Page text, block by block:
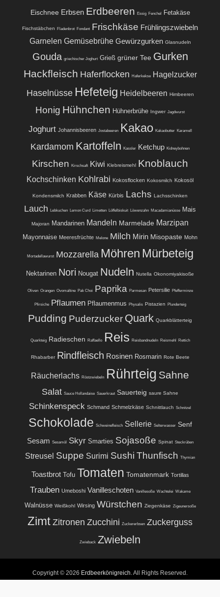
Eischnee Erbsen Erdbeeren Essig Fenchel Fetakäse
Fischstäbchen Fladenbrot Fondant Frischkäse Frühlingszwiebeln
Garnelen Gemüsebrühe Gewürzgurken Glasnudeln
Gouda griechischer Joghurt Grieß grüner Tee Gurken
Hackfleisch Haferflocken Haferkekse Hagelzucker
Haselnüsse Hefeteig Heidelbeeren Himbeeren
Honig Hühnchen Hühnerbrühe Ingwer Jagdwurst
Joghurt Johannisbeeren Jostabeeren Kakao Kakaobutter Karamell
Kardamom Kartoffeln Kassler Ketchup Kidneybohnen
Kirschen Kirschsaft Kiwi Klebreismehl Knoblauch
Kochschinken Kohlrabi Kokosflocken Kokosmilch Kokosöl
Kondensmilch Krabben Käse Kürbis Lachs Lachsschinken
Lauch Lebkuchen Lemon Curd Limetten Löffelbiskuit Löwenzahn Macadamianüsse Mais
Majoran Mandarinen Mandeln Marmelade Marzipan
Mayonnaise Meeresfrüchte Melone Milch Mirin Misopaste Mohn
Mortadellawurst Mozzarella Möhren Mürbeteig
Nektarinen Nori Nougat Nudeln Nutella Okonomiyakisoße
Oliven Orangen Ovomaltine Pak Choi Paprika Parmesan Petersilie Pfefferminze
Pfirsiche Pflaumen Pflaumenmus Physalis Pistazien Plunderteig
Pudding Puderzucker Quark Quarkblätterteig
Quarkteig Radieschen Raffaello Reis Reisbandnudeln Reismehl Rettich
Rhabarber Rindfleisch Rosinen Rosmarin Rote Beete
Räucherlachs Röstzwiebeln Rührteig Sahne
Salat Sauce Hollandaise Sauerkraut Sauerteig saure Sahne
Schinkenspeck Schmand Schmelzkäse Schnittlauch Schnitzel
Schokolade Schweinefleisch Sellerie Selterwasser Senf
Sesam Sesamöl Skyr Smarties Sojasoße Spinat Steckrüben
Streusel Suppe Surimi Sushi Thunfisch Thymian
Toastbrot Tofu Tomaten Tomatenmark Tortillas
Trauben Umeboshi Vanilleschoten Vanillesoße Wachtelei Wakame
Walnüsse Weißkohl Wirsing Würstchen Ziegenkäse Zigeunersoße
Zimt Zitronen Zucchini Zuckererbsen Zuckerguss
Zwieback Zwiebeln
Copyright © 2026 Erdbeerkönigreich. All Rights Reserved.